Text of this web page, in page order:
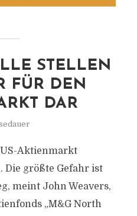
STELLEN
FÜR DEN
DAR
Aktienmarkt
Die größte Gefahr ist
meint John Weavers,
„M&G North